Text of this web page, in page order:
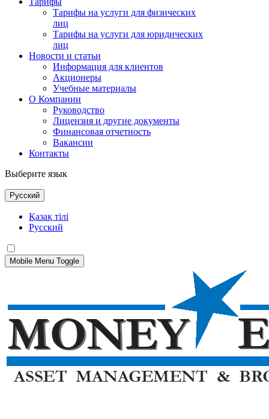
Тарифы на услуги для физических
лиц
Тарифы на услуги для юридических
лиц
Новости и статьи
Информация для клиентов
Акционеры
Учебные материалы
О Компании
Руководство
Лицензия и другие документы
Финансовая отчетность
Вакансии
Контакты
Выберите язык
Русский
Қазақ тілі
Русский
Mobile Menu Toggle